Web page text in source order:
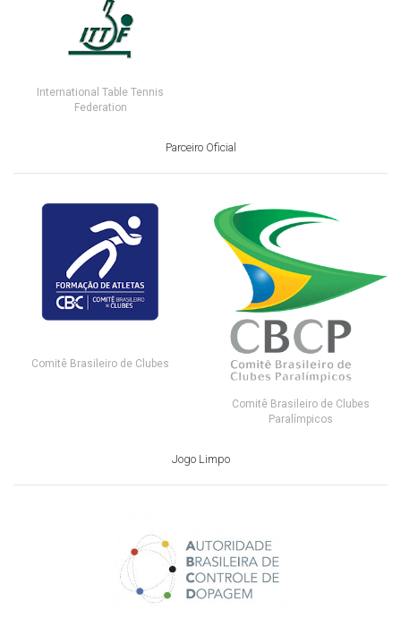
International Table Tennis
Federation
Parceiro Oficial
Comitê Brasileiro de Clubes
Comitê Brasileiro de Clubes
Paralímpicos
Jogo Limpo